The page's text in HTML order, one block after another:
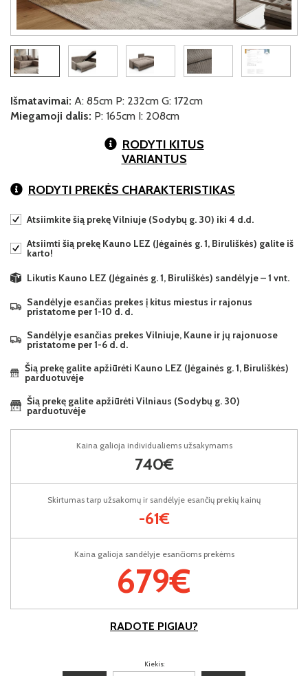
Išmatavimai: A: 85cm P: 232cm G: 172cm
Miegamoji dalis: P: 165cm I: 208cm
RODYTI KITUS
VARIANTUS
RODYTI PREKĖS CHARAKTERISTIKAS
Atsiimkite šią prekę Vilniuje (Sodybų g. 30) iki 4 d.d.
Atsiimti šią prekę Kauno LEZ (Jėgainės g. 1, Biruliškės) galite iš
karto!
Likutis Kauno LEZ (Jėgainės g. 1, Biruliškės) sandėlyje – 1 vnt.
Sandėlyje esančias prekes į kitus miestus ir rajonus
pristatome per 1-10 d. d.
Sandėlyje esančias prekes Vilniuje, Kaune ir jų rajonuose
pristatome per 1-6 d. d.
Šią prekę galite apžiūrėti Kauno LEZ (Jėgainės g. 1, Biruliškės)
parduotuvėje
Šią prekę galite apžiūrėti Vilniaus (Sodybų g. 30)
parduotuvėje
Kaina galioja sandėlyje esančioms prekėms
679€
Kaina galioja individualiems užsakymams
740€
Skirtumas tarp užsakomų ir sandėlyje esančių prekių kainų
-61€
RADOTE PIGIAU?
Kiekis: